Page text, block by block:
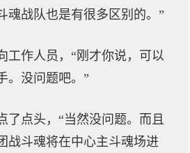
魂战队也是有很多区别的。”
工作人员，“刚才你说，可以
。没问题吧。”
了点头，“当然没问题。而且
战斗魂将在中心主斗魂场进